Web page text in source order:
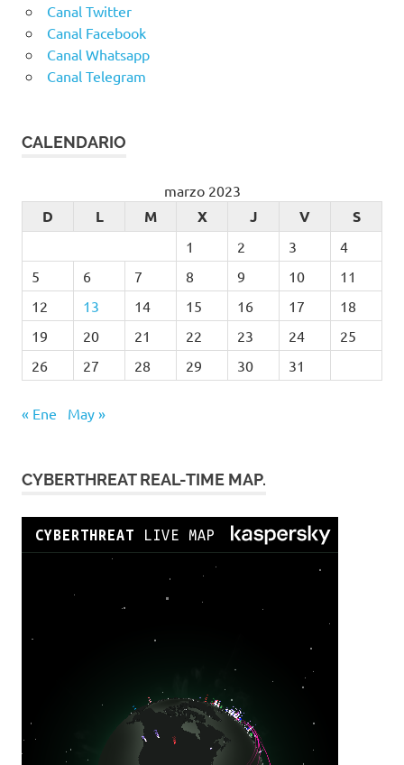
Canal Twitter
Canal Facebook
Canal Whatsapp
Canal Telegram
CALENDARIO
marzo 2023
D L M X J V S
1 2 3
4
5
6 7 8 9 10
11
12
13 14 15 16 17
18
19
20 21 22 23 24
25
26
27 28 29 30 31
« Ene May »
CYBERTHREAT REAL-TIME MAP.